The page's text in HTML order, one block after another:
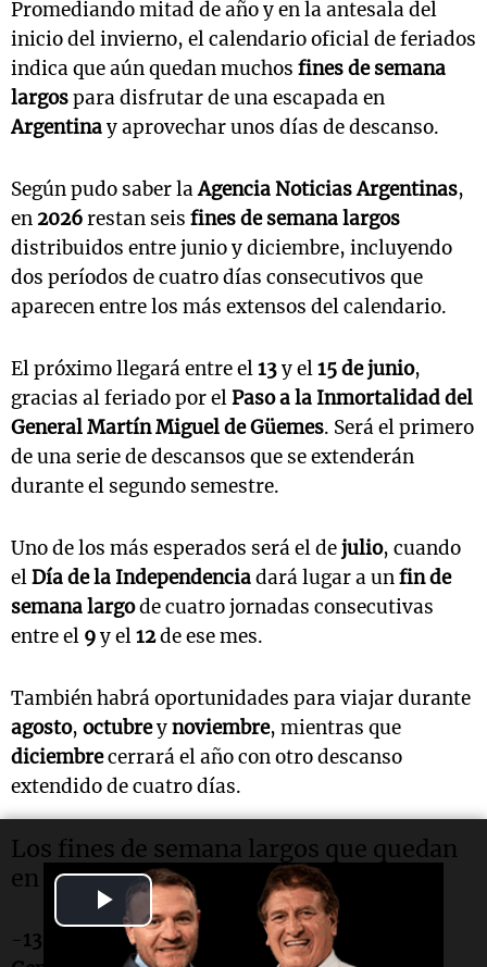
Play
Video
Promediando mitad de año y en la antesala del
inicio del invierno, el calendario oficial de feriados
indica que aún quedan muchos fines de semana
largospara disfrutar de una escapada en
Argentinay aprovechar unos días de descanso.
Según pudo saber laAgencia Noticias Argentinas,
en 2026restan seis fines de semana largos
distribuidos entre junio y diciembre, incluyendo
dos períodos de cuatro días consecutivos que
aparecen entre los más extensos del calendario.
El próximo llegará entre el13y el15 de junio,
gracias al feriado por elPaso a la Inmortalidad del
General Martín Miguel de Güemes. Será el primero
de una serie de descansos que se extenderán
durante el segundo semestre.
Uno de los más esperados será el dejulio, cuando
elDía de la Independenciadará lugar a unfin de
semana largode cuatro jornadas consecutivas
entre el 9y el12de ese mes.
También habrá oportunidades para viajar durante
agosto, octubreynoviembre, mientras que
diciembrecerrará el año con otro descanso
extendido de cuatro días.
Los fines de semana largos que quedan
en 2026
-13 15 de junio(
Paso a la Inmortalidad del